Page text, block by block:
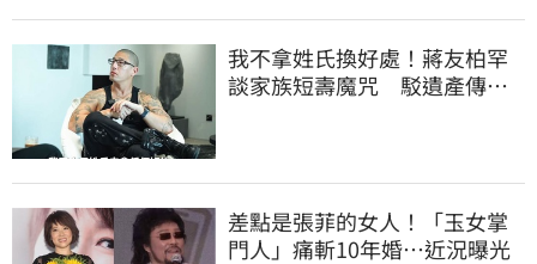
我不拿姓氏換好處！蔣友柏罕
談家族短壽魔咒 駁遺產傳
差點是張菲的女人！「玉女掌
門人」痛斬10年婚…近況曝光